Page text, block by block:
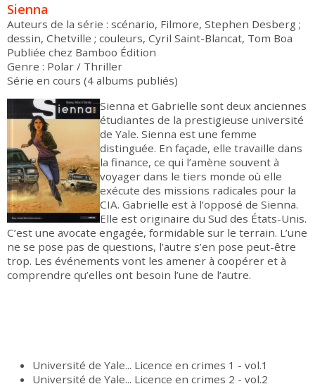
Sienna
Auteurs de la série : scénario, Filmore, Stephen Desberg ;
dessin, Chetville ; couleurs, Cyril Saint-Blancat, Tom Boa
Publiée chez Bamboo Édition
Genre : Polar / Thriller
Série en cours (4 albums publiés)
Sienna et Gabrielle sont deux anciennes
étudiantes de la prestigieuse université
de Yale. Sienna est une femme
distinguée. En façade, elle travaille dans
la finance, ce qui l’amène souvent à
voyager dans le tiers monde où elle
exécute des missions radicales pour la
CIA. Gabrielle est à l’opposé de Sienna.
Elle est originaire du Sud des États-Unis.
C’est une avocate engagée, formidable sur le terrain. L’une
ne se pose pas de questions, l’autre s’en pose peut-être
trop. Les événements vont les amener à coopérer et à
comprendre qu’elles ont besoin l’une de l’autre.
Université de Yale... Licence en crimes 1 - vol.1
Université de Yale... Licence en crimes 2 - vol.2